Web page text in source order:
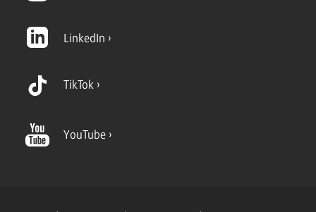
LinkedIn
TikTok
YouTube